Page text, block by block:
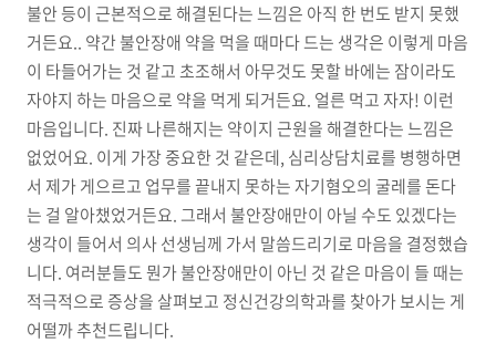
불안 등이 근본적으로 해결된다는 느낌은 아직 한 번도 받지 못했
거든요.. 약간 불안장애 약을 먹을 때마다 드는 생각은 이렇게 마음
이 타들어가는 것 같고 초조해서 아무것도 못할 바에는 잠이라도
자야지 하는 마음으로 약을 먹게 되거든요. 얼른 먹고 자자! 이런
마음입니다. 진짜 나른해지는 약이지 근원을 해결한다는 느낌은
없었어요. 이게 가장 중요한 것 같은데, 심리상담치료를 병행하면
서 제가 게으르고 업무를 끝내지 못하는 자기혐오의 굴레를 돈다
는 걸 알아챘었거든요. 그래서 불안장애만이 아닐 수도 있겠다는
생각이 들어서 의사 선생님께 가서 말씀드리기로 마음을 결정했습
니다. 여러분들도 뭔가 불안장애만이 아닌 것 같은 마음이 들 때는
적극적으로 증상을 살펴보고 정신건강의학과를 찾아가 보시는 게
어떨까 추천드립니다.